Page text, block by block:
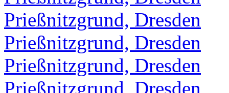
Prießnitzgrund, Dresden
Prießnitzgrund, Dresden
Prießnitzgrund, Dresden
Prießnitzgrund, Dresden